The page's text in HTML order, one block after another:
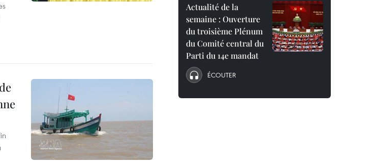
Actualité de la
semaine : Ouverture
du troisième Plénum
du Comité central du
Parti du 14e mandat
ÉCOUTER